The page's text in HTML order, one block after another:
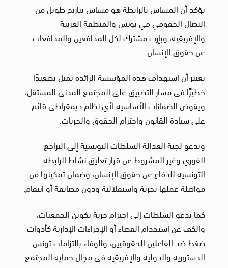
تؤكد أن المساس بالرابطة هو مساس بتاريخ طويل من
النضال الحقوقي في تونس والمنطقة العربية
والإفريقية، وبإرث مشترك لكل المدافعين والمدافعات
عن حقوق الإنسان.
تعتبر أن استهداف هذه المؤسسة الرائدة يمثل تصعيدًا
خطيرًا في مسار التضييق على المجتمع المدني المستقل،
ويقوض الضمانات الأساسية لأي نظام ديمقراطي قائم
على سيادة القانون واحترام الحقوق والحريات.
وتدعو لجنة العدالة السلطات التونسية إلى التراجع
الفوري وغير المشروط عن قرار تعليق نشاط الرابطة
التونسية للدفاع عن حقوق الإنسان، وضمان تمكينها من
مواصلة عملها بحرية واستقلالية ودون مضايقة أو انتقام.
كما تدعو السلطات إلى احترام حرية تكوين الجمعيات،
والكف عن استخدام القضاء أو الإجراءات الإدارية كأدوات
ضغط ضد الفاعلين الحقوقيين، والوفاء بالتزامات تونس
الدستورية والدولية والإفريقية في مجال حماية المجتمع